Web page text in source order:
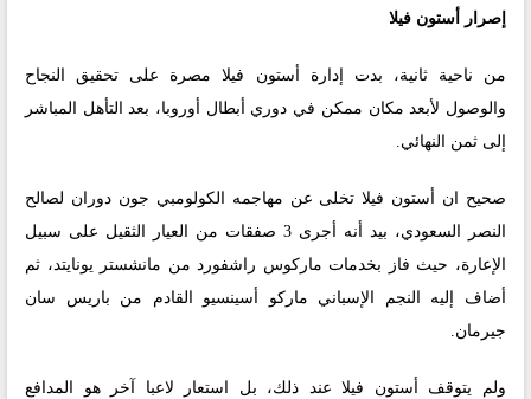
إصرار أستون فيلا
من ناحية ثانية، بدت إدارة أستون فيلا مصرة على تحقيق النجاح
والوصول لأبعد مكان ممكن في دوري أبطال أوروبا، بعد التأهل المباشر
إلى ثمن النهائي.
صحيح ان أستون فيلا تخلى عن مهاجمه الكولومبي جون دوران لصالح
النصر السعودي، بيد أنه أجرى 3 صفقات من العيار الثقيل على سبيل
الإعارة، حيث فاز بخدمات ماركوس راشفورد من مانشستر يونايتد، ثم
أضاف إليه النجم الإسباني ماركو أسينسيو القادم من باريس سان
جيرمان.
ولم يتوقف أستون فيلا عند ذلك، بل استعار لاعبا آخر هو المدافع